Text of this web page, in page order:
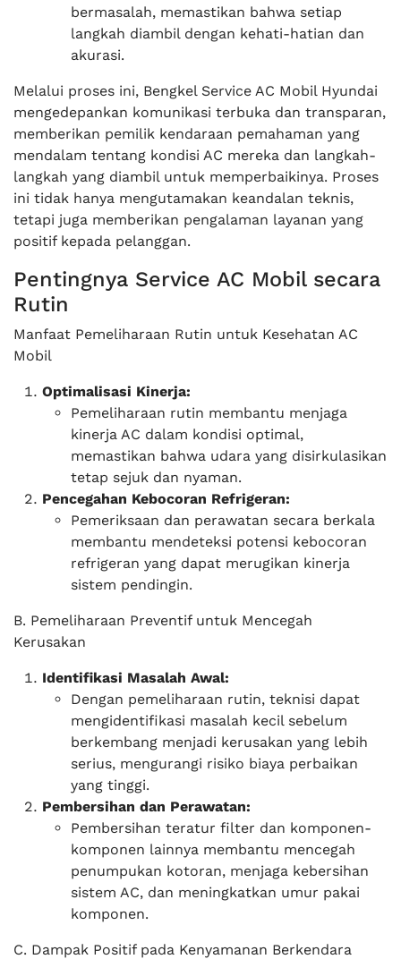
bermasalah, memastikan bahwa setiap
langkah diambil dengan kehati-hatian dan
akurasi.
Melalui proses ini, Bengkel Service AC Mobil Hyundai
mengedepankan komunikasi terbuka dan transparan,
memberikan pemilik kendaraan pemahaman yang
mendalam tentang kondisi AC mereka dan langkah-
langkah yang diambil untuk memperbaikinya. Proses
ini tidak hanya mengutamakan keandalan teknis,
tetapi juga memberikan pengalaman layanan yang
positif kepada pelanggan.
Pentingnya Service AC Mobil secara
Rutin
Manfaat Pemeliharaan Rutin untuk Kesehatan AC
Mobil
Optimalisasi Kinerja:
Pemeliharaan rutin membantu menjaga
kinerja AC dalam kondisi optimal,
memastikan bahwa udara yang disirkulasikan
tetap sejuk dan nyaman.
Pencegahan Kebocoran Refrigeran:
Pemeriksaan dan perawatan secara berkala
membantu mendeteksi potensi kebocoran
refrigeran yang dapat merugikan kinerja
sistem pendingin.
B. Pemeliharaan Preventif untuk Mencegah
Kerusakan
Identifikasi Masalah Awal:
Dengan pemeliharaan rutin, teknisi dapat
mengidentifikasi masalah kecil sebelum
berkembang menjadi kerusakan yang lebih
serius, mengurangi risiko biaya perbaikan
yang tinggi.
Pembersihan dan Perawatan:
Pembersihan teratur filter dan komponen-
komponen lainnya membantu mencegah
penumpukan kotoran, menjaga kebersihan
sistem AC, dan meningkatkan umur pakai
komponen.
C. Dampak Positif pada Kenyamanan Berkendara